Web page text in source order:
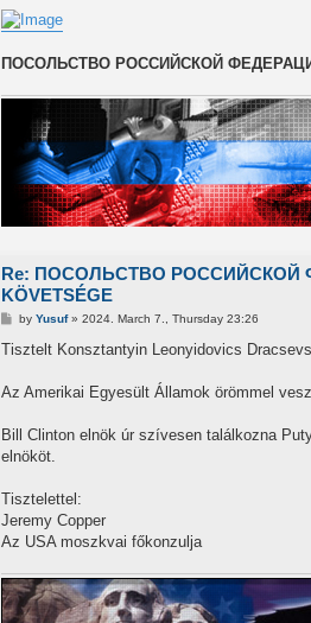
s
t
ПОСОЛЬСТВО РОССИЙСКОЙ ФЕДЕРАЦИИ
Re: ПОСОЛЬСТВО РОССИЙСКОЙ
KÖVETSÉGE
P
s
byYusuf»2024. March 7., Thursday 23:26
Tisztelt Konsztantyin Leonyidovics
Az Amerikai Egyesült Államok örömmel
Bill Clinton elnök úr szívesen találkozna
elnököt.
Tisztelettel:
Jeremy Copper
Az USA moszkvai főkonzulja